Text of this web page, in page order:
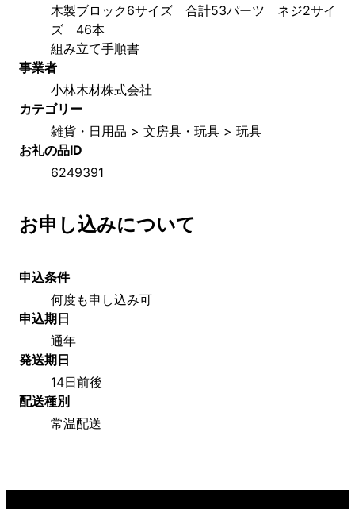
木製ブロック6サイズ　合計53パーツ　ネジ2サイ
ズ　46本
組み立て手順書
事業者
小林木材株式会社
カテゴリー
雑貨・日用品 > 文房具・玩具 > 玩具
お礼の品ID
6249391
お申し込みについて
申込条件
何度も申し込み可
申込期日
通年
発送期日
14日前後
配送種別
常温配送